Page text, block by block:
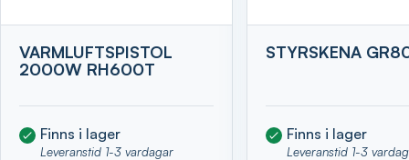
VARMLUFTSPISTOL
2000W RH600T
Finns i lager
Leveranstid 1-3 vardagar
STYRSKENA
Finns i lager
Leveranstid 1-3